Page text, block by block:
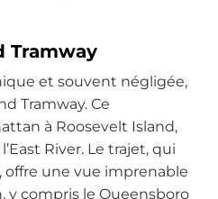
Tramway
et souvent négligée,
Tramway. Ce
à Roosevelt Island,
River. Le trajet, qui
une vue imprenable
y compris le Queensboro